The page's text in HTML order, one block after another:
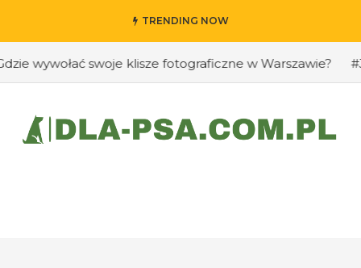
TRENDING NOW
swoje klisze fotograficzne w Warszawie? #Jak